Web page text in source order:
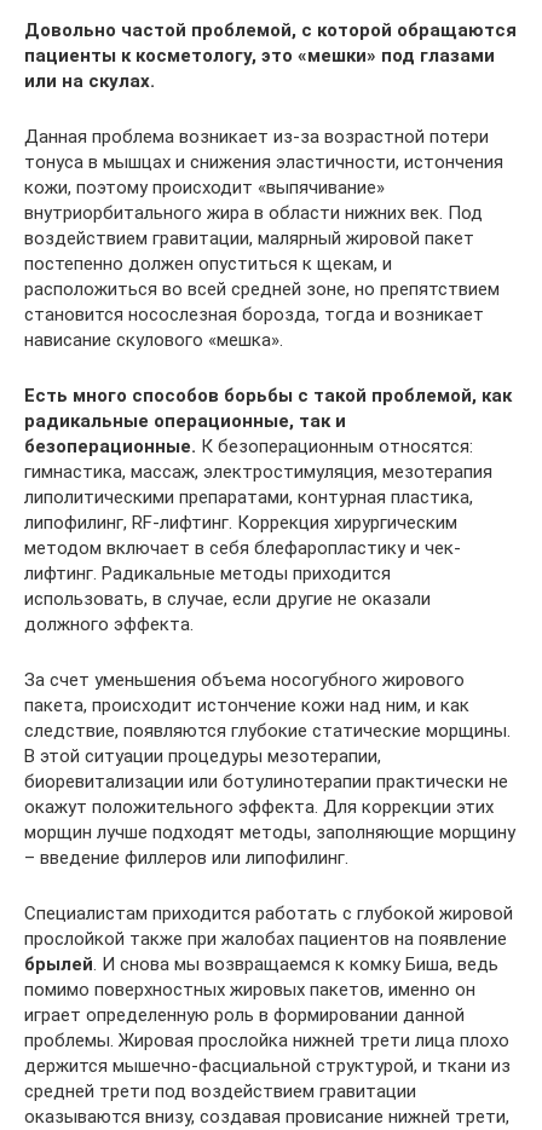
Довольно частой проблемой, с которой обращаются
пациенты к косметологу, это «мешки» под глазами
или на скулах.
Данная проблема возникает из-за возрастной потери
тонуса в мышцах и снижения эластичности, истончения
кожи, поэтому происходит «выпячивание»
внутриорбитального жира в области нижних век. Под
воздействием гравитации, малярный жировой пакет
постепенно должен опуститься к щекам, и
расположиться во всей средней зоне, но препятствием
становится носослезная борозда, тогда и возникает
нависание скулового «мешка».
Есть много способов борьбы с такой проблемой, как
радикальные операционные, так и
безоперационные. К безоперационным относятся:
гимнастика, массаж, электростимуляция, мезотерапия
липолитическими препаратами, контурная пластика,
липофилинг, RF-лифтинг. Коррекция хирургическим
методом включает в себя блефаропластику и чек-
лифтинг. Радикальные методы приходится
использовать, в случае, если другие не оказали
должного эффекта.
За счет уменьшения объема носогубного жирового
пакета, происходит истончение кожи над ним, и как
следствие, появляются глубокие статические морщины.
В этой ситуации процедуры мезотерапии,
биоревитализации или ботулинотерапии практически не
окажут положительного эффекта. Для коррекции этих
морщин лучше подходят методы, заполняющие морщину
– введение филлеров или липофилинг.
Специалистам приходится работать с глубокой жировой
прослойкой также при жалобах пациентов на появление
брылей. И снова мы возвращаемся к комку Биша, ведь
помимо поверхностных жировых пакетов, именно он
играет определенную роль в формировании данной
проблемы. Жировая прослойка нижней трети лица плохо
держится мышечно-фасциальной структурой, и ткани из
средней трети под воздействием гравитации
оказываются внизу, создавая провисание нижней трети,